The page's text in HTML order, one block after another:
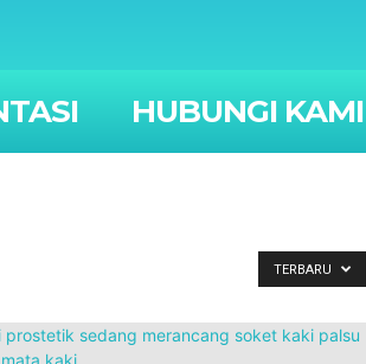
HUBUNGI KAMI
TERBARU